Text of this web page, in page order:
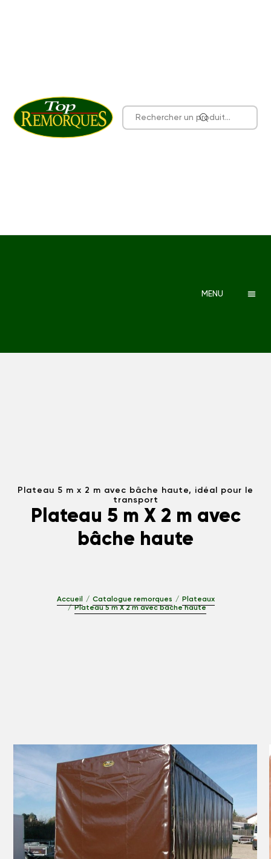
MENU
Plateau 5 m x 2 m avec bâche haute, idéal pour le
transport
Plateau 5 m X 2 m avec
bâche haute
Accueil Catalogue remorques
Plateaux
Plateau 5 m X 2 m avec bâche haute